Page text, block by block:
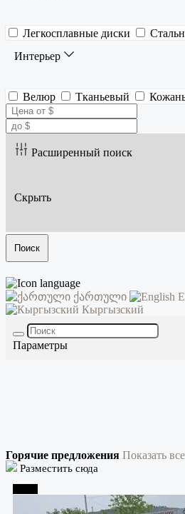
Легкосплавные диски
Интерьер
Велюр Тканьевый
Расширенный поиск
Скрыть
Поиск
ქართული
Кыргызский
Параметры
Горячие предложения Показать все
Разместить сюда